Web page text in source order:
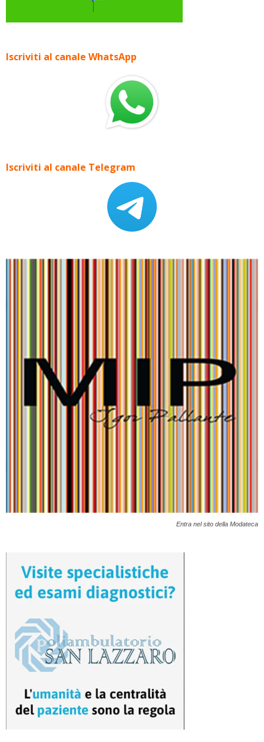
Iscriviti al canale WhatsApp
Iscriviti al canale Telegram
Entra nel sito della Modateca